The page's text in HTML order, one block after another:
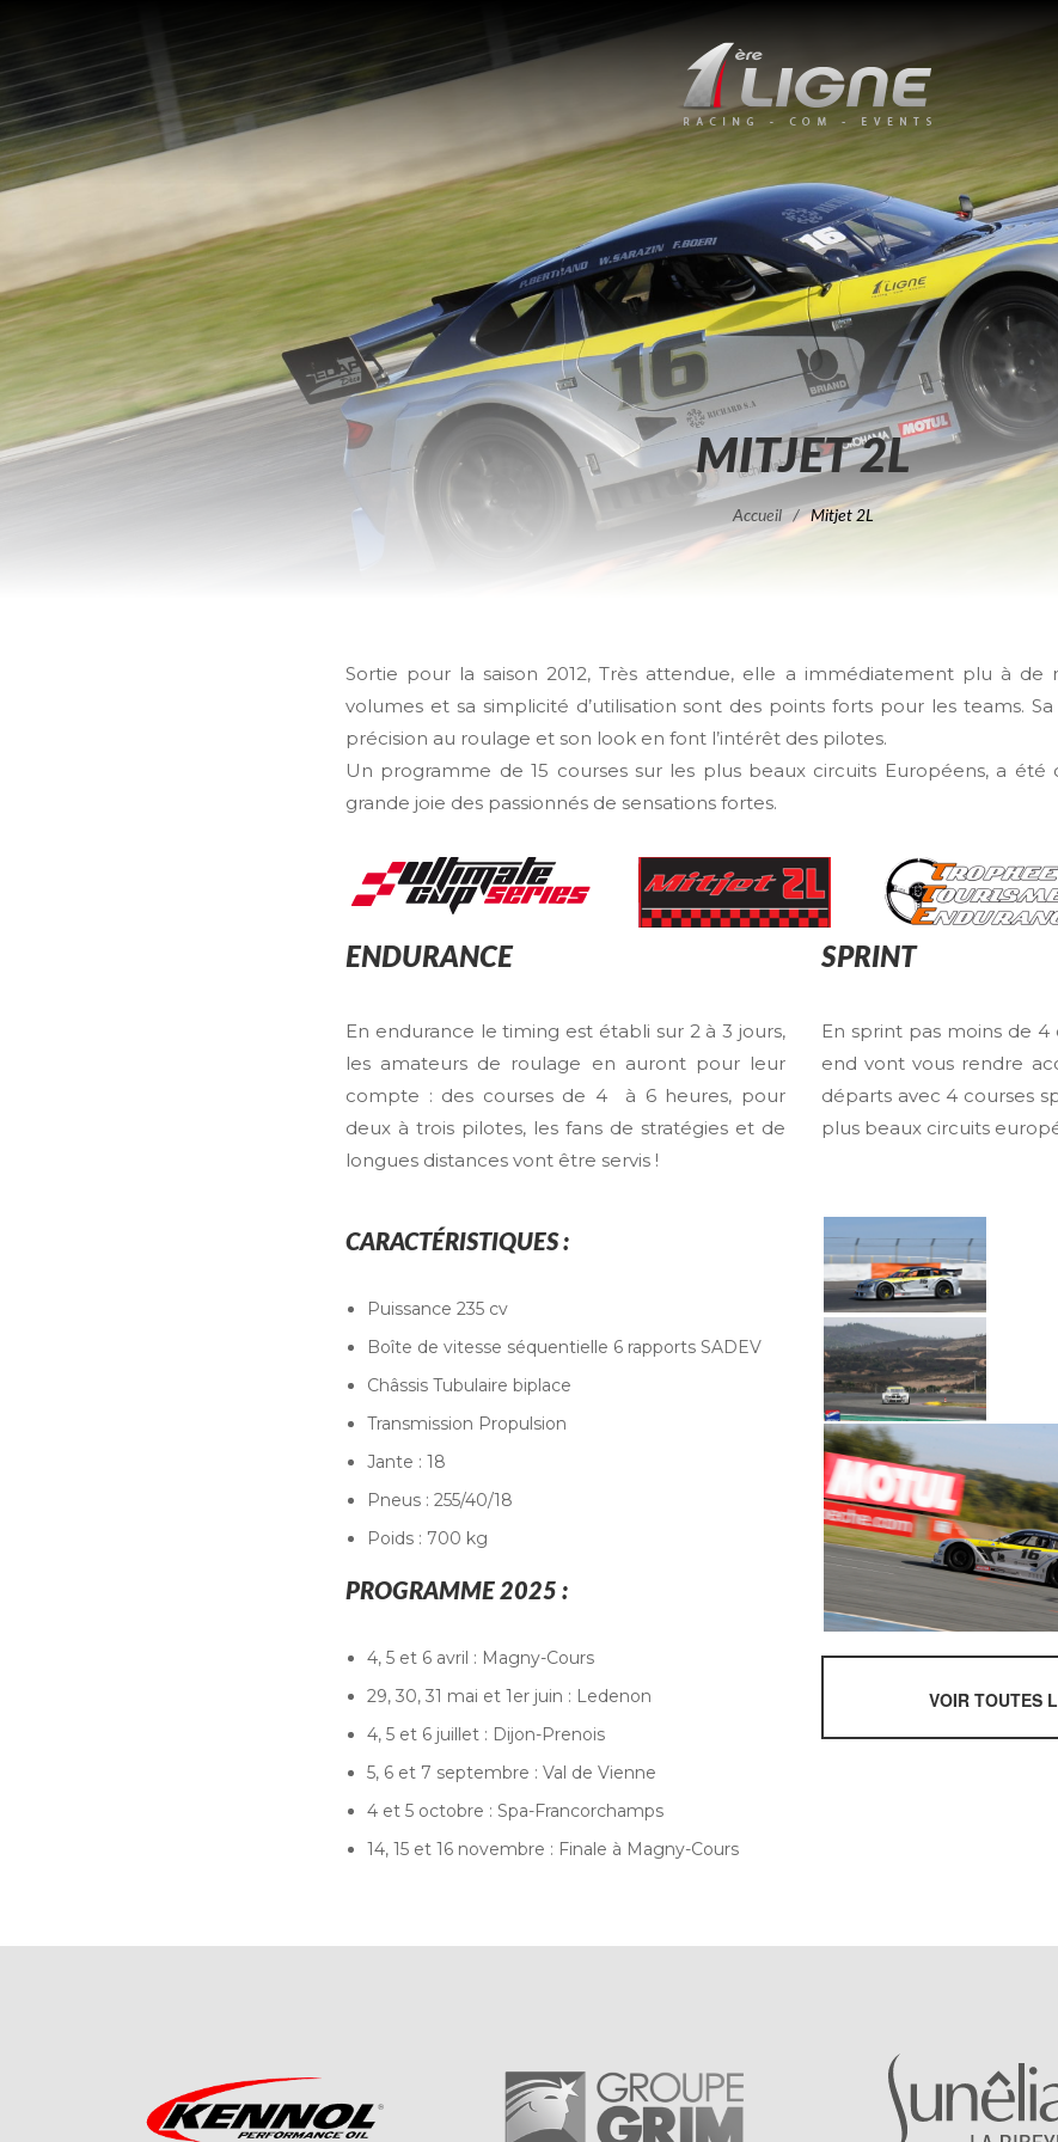
MITJET 2L
Accueil / Mitjet 2L
Sortie pour la saison 2012, Très attendue, elle a immédiatement plu à de
volumes et sa simplicité d’utilisation sont des points forts pour les teams.
précision au roulage et son look en font l’intérêt des pilotes.
Un programme de 15 courses sur les plus beaux circuits Européens, a
grande joie des passionnés de sensations fortes.
ENDURANCE
En endurance le timing est établi sur 2 à 3 jours,
les amateurs de roulage en auront pour leur
compte : des courses de 4 à 6 heures, pour
deux à trois pilotes, les fans de stratégies et de
longues distances vont être servis !
SPRINT
En sprint pas moins de
end vont vous rendre
départs avec 4 courses
plus beaux circuits
CARACTÉRISTIQUES :
Puissance 235 cv
Boîte de vitesse séquentielle 6 rapports SADEV
Châssis Tubulaire biplace
Transmission Propulsion
Jante : 18
Pneus : 255/40/18
Poids : 700 kg
PROGRAMME 2025 :
4, 5 et 6 avril : Magny-Cours
29, 30, 31 mai et 1er juin : Ledenon
4, 5 et 6 juillet : Dijon-Prenois
5, 6 et 7 septembre : Val de Vienne
4 et 5 octobre : Spa-Francorchamps
14, 15 et 16 novembre : Finale à Magny-Cours
VOIR TOUTES